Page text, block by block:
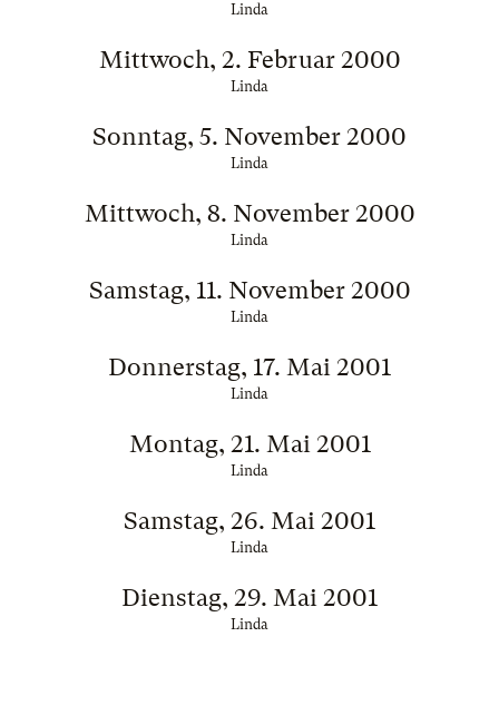
Linda
Mittwoch, 2. Februar 2000
Linda
Sonntag, 5. November 2000
Linda
Mittwoch, 8. November 2000
Linda
Samstag, 11. November 2000
Linda
Donnerstag, 17. Mai 2001
Linda
Montag, 21. Mai 2001
Linda
Samstag, 26. Mai 2001
Linda
Dienstag, 29. Mai 2001
Linda